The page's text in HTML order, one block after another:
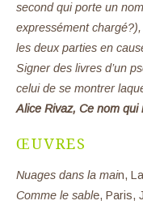
second qui porte un
expressément
les deux parties en
Signer des livres d’un
celui de se montrer
Alice Rivaz, Ce nom qui
ŒUVRES
Nuages dans la main,
Comme le sable, Paris,